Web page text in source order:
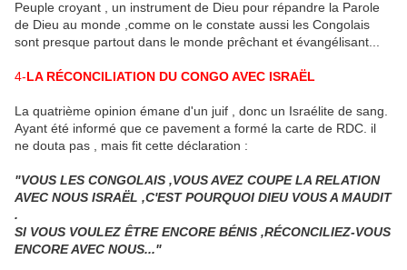
Peuple croyant , un instrument de Dieu pour répandre la Parole
de Dieu au monde ,comme on le constate aussi les Congolais
sont presque partout dans le monde prêchant et évangélisant...
4-LA RÉCONCILIATION DU CONGO AVEC ISRAËL
La quatrième opinion émane d'un juif , donc un Israélite de sang.
Ayant été informé que ce pavement a formé la carte de RDC. il
ne douta pas , mais fit cette déclaration :
"VOUS LES CONGOLAIS ,VOUS AVEZ COUPE LA RELATION
AVEC NOUS ISRAËL ,C'EST POURQUOI DIEU VOUS A MAUDIT
.
SI VOUS VOULEZ ÊTRE ENCORE BÉNIS ,RÉCONCILIEZ-VOUS
ENCORE AVEC NOUS..."